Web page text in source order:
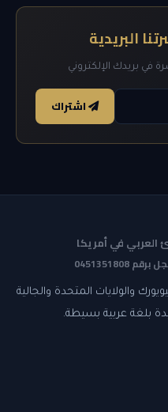
البريدية
في بريدك الإلكتروني
اشتراك
العربي في أمريكا
والولايات المتحدة والجالية
بلغة عربية بسيطة.